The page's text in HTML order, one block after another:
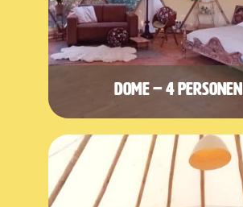
Dome – 4 personen